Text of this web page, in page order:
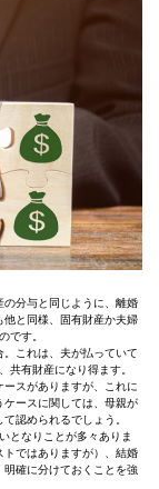
分与と同じように、離婚
と同様、固有財産か夫婦
です。
これは、夫が払っていて
共有財産になり得ます。
スがありますが、これに
ースに関しては、母親が
認められるでしょう。
となりことが多々ありま
ではありますが）、結婚
明確に分けておくことを強